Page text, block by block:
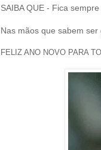
SAIBA QUE - Fica
Nas mãos que sabem ser
FELIZ ANO NOVO PARA